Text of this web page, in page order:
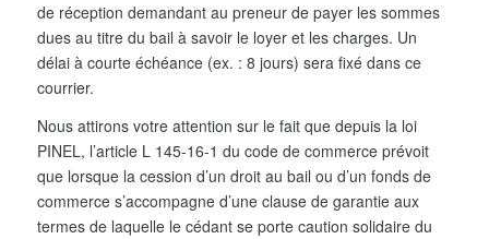
de réception demandant au preneur de payer les sommes
dues au titre du bail à savoir le loyer et les charges. Un
délai à courte échéance (ex. : 8 jours) sera fixé dans ce
courrier.
Nous attirons votre attention sur le fait que depuis la loi
PINEL, l’article L 145-16-1 du code de commerce prévoit
que lorsque la cession d’un droit au bail ou d’un fonds de
commerce s’accompagne d’une clause de garantie aux
termes de laquelle le cédant se porte caution solidaire du